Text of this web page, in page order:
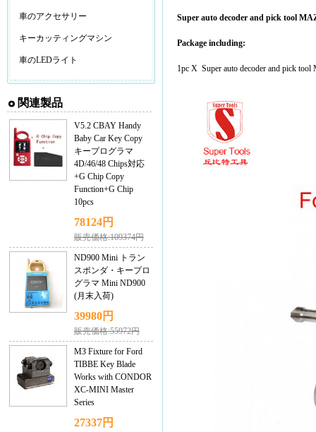
車のアクセサリー
キーカッティングマシン
車のLEDライト
関連製品
V5.2 CBAY Handy
Baby Car Key Copy
キープログラマ
4D/46/48 Chips対応
+G Chip Copy
Function+G Chip
10pcs
78124円
販売価格:109374円
ND900 Mini トラン
スポンダ・キープロ
グラマ Mini ND900
(月末入荷)
39980円
販売価格:55972円
M3 Fixture for Ford
TIBBE Key Blade
Works with CONDOR
XC-MINI Master
Series
27337円
Super auto decoder and pick tool
Package including:
1pc X Super auto decoder and pick tool